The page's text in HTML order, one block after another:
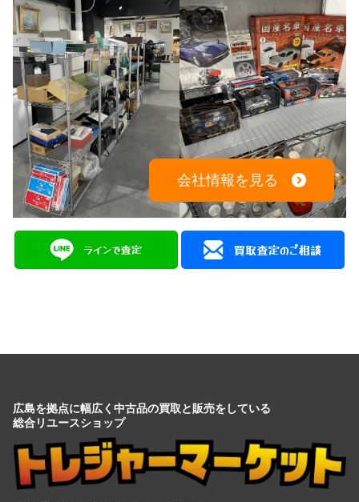
広島を拠点に幅広く中古品の買取と販売をしている
総合リユースショップ
出張買取は8:00～21:00 年中無休
電話でのお問い合わせはこちらから
082-942-0389
・買取商品情報